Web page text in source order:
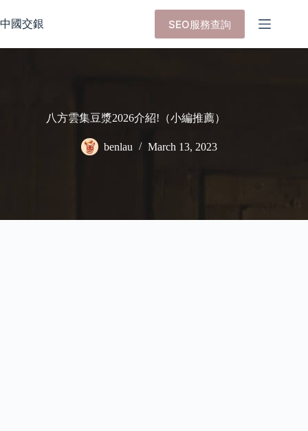
to
content
中國交銀 SEO服務查詢
八方雲集豆漿2026介紹!（小編推薦）
benlau March 13, 2023